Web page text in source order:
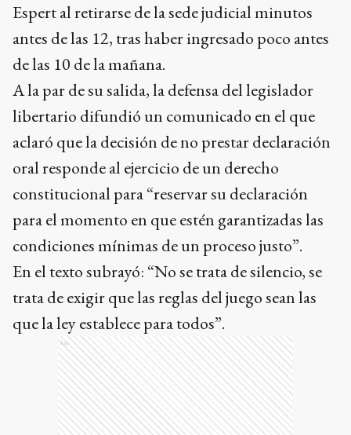
Espert al retirarse de la sede judicial minutos
antes de las 12, tras haber ingresado poco antes
de las 10 de la mañana.
A la par de su salida, la defensa del legislador
libertario difundió un comunicado en el que
aclaró que la decisión de no prestar declaración
oral responde al ejercicio de un derecho
constitucional para “reservar su declaración
para el momento en que estén garantizadas las
condiciones mínimas de un proceso justo”.
En el texto subrayó: “No se trata de silencio, se
trata de exigir que las reglas del juego sean las
que la ley establece para todos”.
Ads